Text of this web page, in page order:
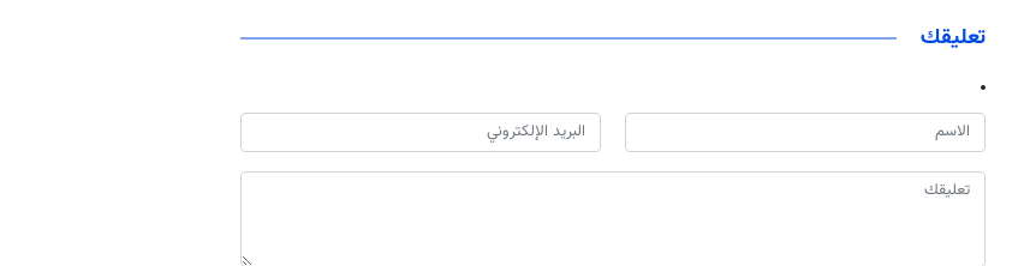
تعليقك